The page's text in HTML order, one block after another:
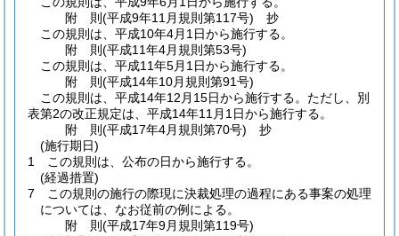
附 則(平成9年11月規則第117号) 抄
この規則は、平成10年4月1日から施行する。
附 則(平成11年4月規則第53号)
この規則は、平成11年5月1日から施行する。
附 則(平成14年10月規則第91号)
この規則は、平成14年12月15日から施行する。 ただし、別
表第2の改正規定は、平成14年11月1日から施行する。
附 則(平成17年4月規則第70号) 抄
(施行期日)
1
この規則は、公布の日から施行する。
(経過措置)
7
この規則の施行の際現に決裁処理の過程にある事案の処理
については、なお従前の例による。
附 則(平成17年9月規則第119号)